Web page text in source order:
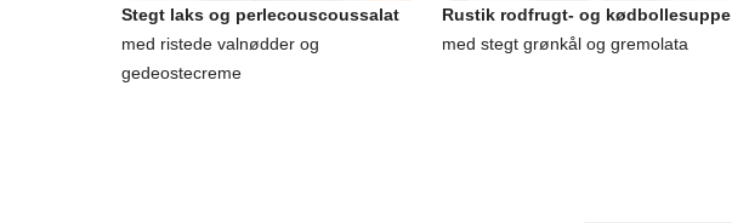
Stegt laks og perlecouscoussalat
med ristede valnødder og
gedeostecreme
Rustik rodfrugt- og kødbollesuppe
med stegt grønkål og gremolata